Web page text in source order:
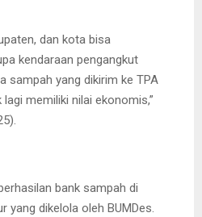
dan kota bisa
kendaraan pengangkut
sampah yang dikirim ke TPA
memiliki nilai ekonomis,”
bank sampah di
yang dikelola oleh BUMDes.